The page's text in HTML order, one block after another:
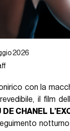
2026
con la
il film
DE CHANEL